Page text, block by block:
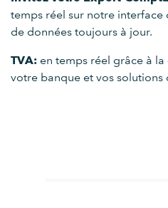
temps réel sur notre
de données toujours à jour.
TVA: en temps réel grâce à
votre banque et vos solutions